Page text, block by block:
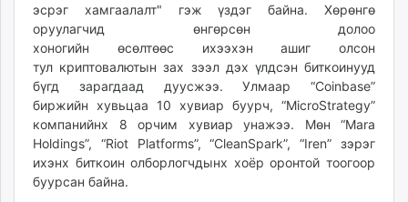
isee.mn
mglradio.com
fact.mn
itoim.mn
tumen.mn
shuum.mn
times.mn
tvmongolia.mn
mass.mn
эсрэг хамгаалалт" гэж үздэг байна. Хөрөнгө
оруулагчид өнгөрсөн долоо
хоногийн өсөлтөөс ихээхэн ашиг олсон
тул криптовалютын зах зээл дэх үлдсэн биткоинууд
бүгд зарагдаад дуусжээ. Улмаар “Coinbase”
биржийн хувьцаа 10 хувиар буурч, “MicroStrategy”
компанийнх 8 орчим хувиар унажээ. Мөн “Mara
Holdings”, “Riot Platforms”, “CleanSpark”, “Iren” зэрэг
ихэнх биткоин олборлогчдынх хоёр оронтой тоогоор
буурсан байна.